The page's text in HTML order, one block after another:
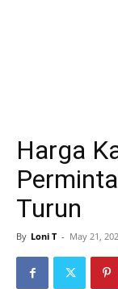
Harga
Turun
By Loni T - May 21,